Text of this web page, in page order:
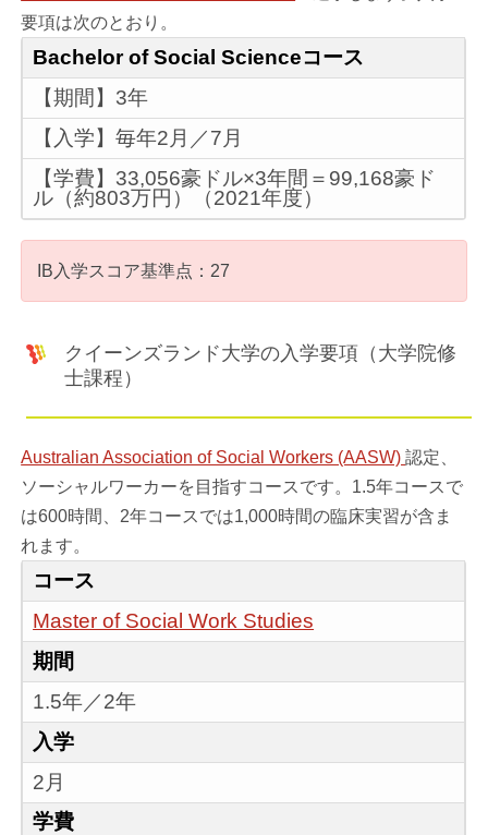
要項は次のとおり。
Bachelor of Social Scienceコース
【期間】3年
【入学】毎年2月／7月
【学費】33,056豪ドル×3年間＝99,168豪ド
ル（約803万円）（2021年度）
IB入学スコア基準点：27
クイーンズランド大学の入学要項（大学院修
士課程）
Australian Association of Social Workers (AASW)認定、
ソーシャルワーカーを目指すコースです。1.5年コースで
は600時間、2年コースでは1,000時間の臨床実習が含ま
れます。
コース
Master of Social Work Studies
期間
1.5年／2年
入学
2月
学費